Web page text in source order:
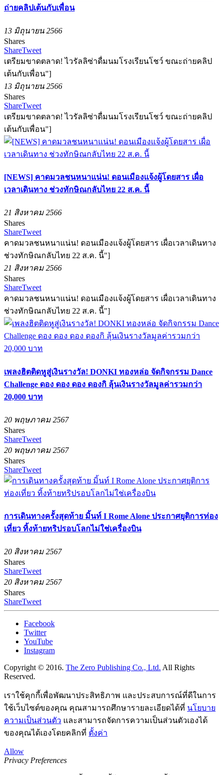
ถ่ายคลิปเต้นกับเพื่อน
13 มิถุนายน 2566
Shares
ShareTweet
เตรียมขาดตลาด! ไวรัลลิซ่าดื่มนมโรงเรียนโชว์ ขณะถ่ายคลิป
เต้นกับเพื่อน"]
13 มิถุนายน 2566
Shares
ShareTweet
เตรียมขาดตลาด! ไวรัลลิซ่าดื่มนมโรงเรียนโชว์ ขณะถ่ายคลิป
เต้นกับเพื่อน"]
[NEWS] คาดมวลชนหนาแน่น! ดอนเมืองแจ้งผู้โดยสาร เผื่อ
เวลาเดินทาง ช่วงทักษิณกลับไทย 22 ส.ค. นี้
21 สิงหาคม 2566
Shares
ShareTweet
คาดมวลชนหนาแน่น! ดอนเมืองแจ้งผู้โดยสาร เผื่อเวลาเดินทาง
ช่วงทักษิณกลับไทย 22 ส.ค. นี้"]
21 สิงหาคม 2566
Shares
ShareTweet
คาดมวลชนหนาแน่น! ดอนเมืองแจ้งผู้โดยสาร เผื่อเวลาเดินทาง
ช่วงทักษิณกลับไทย 22 ส.ค. นี้"]
เพลงฮิตติดหูสู่เงินรางวัล! DONKI ทองหล่อ จัดกิจกรรม Dance
Challenge ดอง ดอง ดอง ดองกิ ลุ้นเงินรางวัลมูลค่ารวมกว่า
20,000 บาท
20 พฤษภาคม 2567
Shares
ShareTweet
20 พฤษภาคม 2567
Shares
ShareTweet
การเดินทางครั้งสุดท้าย มิ้นท์ I Rome Alone ประกาศยุติการท่อง
เที่ยว ทิ้งท้ายทริปรอบโลกไม่ใช่เครื่องบิน
20 สิงหาคม 2567
Shares
ShareTweet
20 สิงหาคม 2567
Shares
ShareTweet
Facebook
Twitter
YouTube
Instagram
Copyright © 2016. The Zero Publishing Co., Ltd. All Rights
Reserved.
เราใช้คุกกี้เพื่อพัฒนาประสิทธิภาพ และประสบการณ์ที่ดีในการ
ใช้เว็บไซต์ของคุณ คุณสามารถศึกษารายละเอียดได้ที่ นโยบาย
ความเป็นส่วนตัว และสามารถจัดการความเป็นส่วนตัวเองได้
ของคุณได้เองโดยคลิกที่ ตั้งค่า
Allow
Privacy Preferences